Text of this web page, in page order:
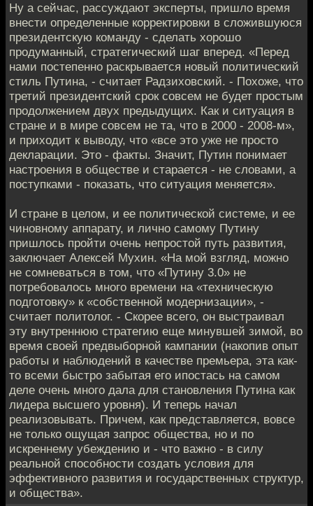
Ну а сейчас, рассуждают эксперты, пришло время
внести определенные корректировки в сложившуюся
президентскую команду - сделать хорошо
продуманный, стратегический шаг вперед. «Перед
нами постепенно раскрывается новый политический
стиль Путина, - считает Радзиховский. - Похоже, что
третий президентский срок совсем не будет простым
продолжением двух предыдущих. Как и ситуация в
стране и в мире совсем не та, что в 2000 - 2008-м»,
и приходит к выводу, что «все это уже не просто
декларации. Это - факты. Значит, Путин понимает
настроения в обществе и старается - не словами, а
поступками - показать, что ситуация меняется».
И стране в целом, и ее политической системе, и ее
чиновному аппарату, и лично самому Путину
пришлось пройти очень непростой путь развития,
заключает Алексей Мухин. «На мой взгляд, можно
не сомневаться в том, что «Путину 3.0» не
потребовалось много времени на «техническую
подготовку» к «собственной модернизации», -
считает политолог. - Скорее всего, он выстраивал
эту внутреннюю стратегию еще минувшей зимой, во
время своей предвыборной кампании (накопив опыт
работы и наблюдений в качестве премьера, эта как-
то всеми быстро забытая его ипостась на самом
деле очень много дала для становления Путина как
лидера высшего уровня). И теперь начал
реализовывать. Причем, как представляется, вовсе
не только ощущая запрос общества, но и по
искреннему убеждению и - что важно - в силу
реальной способности создать условия для
эффективного развития и государственных структур,
и общества».